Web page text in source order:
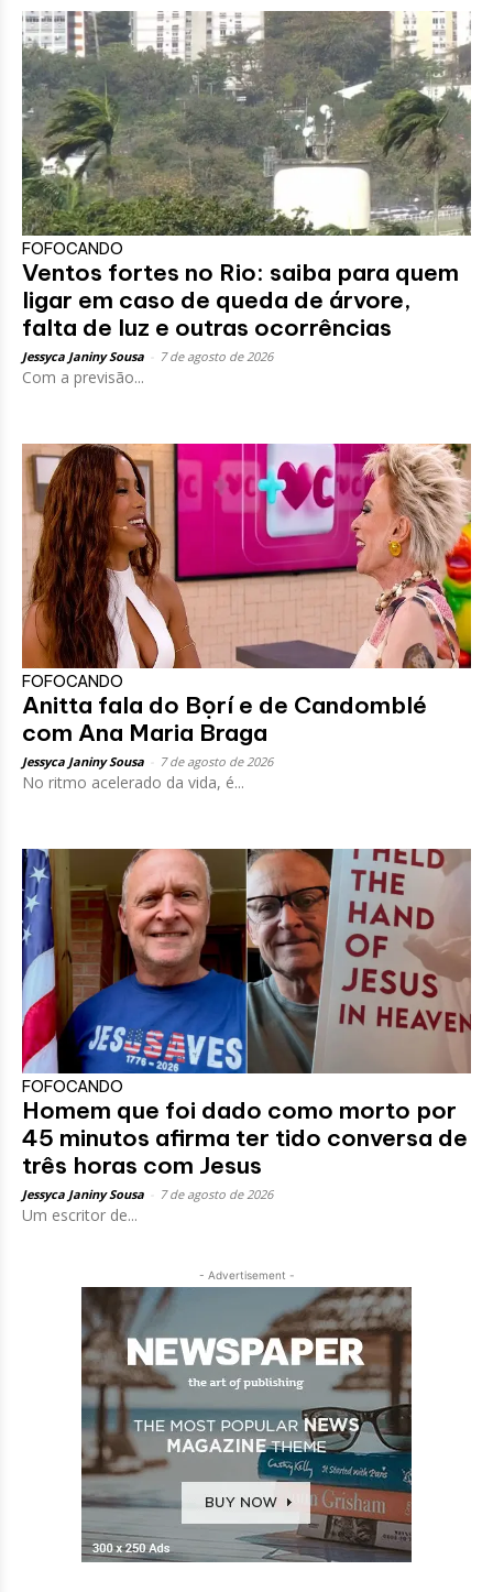
FOFOCANDO
Ventos fortes no Rio: saiba para quem
ligar em caso de queda de árvore,
falta de luz e outras ocorrências
Jessyca Janiny Sousa 7 de agosto de 2026
Com a previsão...
FOFOCANDO
Anitta fala do Bọrí e de Candomblé
com Ana Maria Braga
Jessyca Janiny Sousa 7 de agosto de 2026
No ritmo acelerado da vida, é...
FOFOCANDO
Homem que foi dado como morto por
45 minutos afirma ter tido conversa de
três horas com Jesus
Jessyca Janiny Sousa 7 de agosto de 2026
Um escritor de...
- Advertisement -